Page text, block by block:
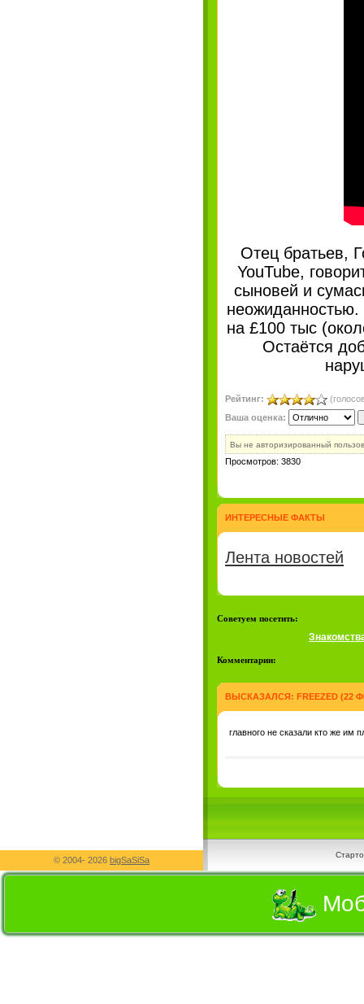
Отец братьев,
YouTube,
сыновей и
на £100 тыс
Остаётся
Рейтинг:
Ваша оценка:
Вы не авторизированный
Просмотров: 3830
ИНТЕРЕСНЫЕ ФАКТЫ
Лента новостей
Советуем посетить:
Комментарии:
ВЫСКАЗАЛСЯ: FREEZED (22
главного не сказали кто же им
© 2004- 2026 bigSaSiSa